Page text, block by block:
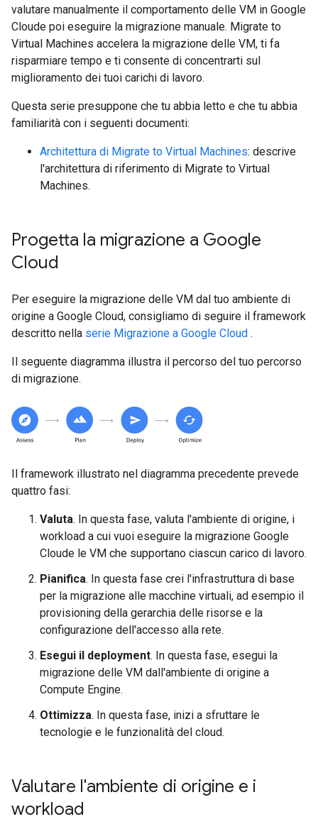
valutare manualmente il comportamento delle VM in Google
Cloude poi eseguire la migrazione manuale. Migrate to
Virtual Machines accelera la migrazione delle VM, ti fa
risparmiare tempo e ti consente di concentrarti sul
miglioramento dei tuoi carichi di lavoro.
Questa serie presuppone che tu abbia letto e che tu abbia
familiarità con i seguenti documenti:
Architettura di Migrate to Virtual Machines: descrive
l'architettura di riferimento di Migrate to Virtual
Machines.
Progetta la migrazione a Google
Cloud
Per eseguire la migrazione delle VM dal tuo ambiente di
origine a Google Cloud, consigliamo di seguire il framework
descritto nella serie Migrazione a Google Cloud .
Il seguente diagramma illustra il percorso del tuo percorso
di migrazione.
Il framework illustrato nel diagramma precedente prevede
quattro fasi:
Valuta. In questa fase, valuta l'ambiente di origine, i
workload a cui vuoi eseguire la migrazione Google
Cloude le VM che supportano ciascun carico di lavoro.
Pianifica. In questa fase crei l'infrastruttura di base
per la migrazione alle macchine virtuali, ad esempio il
provisioning della gerarchia delle risorse e la
configurazione dell'accesso alla rete.
Esegui il deployment. In questa fase, esegui la
migrazione delle VM dall'ambiente di origine a
Compute Engine.
Ottimizza. In questa fase, inizi a sfruttare le
tecnologie e le funzionalità del cloud.
Valutare l'ambiente di origine e i
workload